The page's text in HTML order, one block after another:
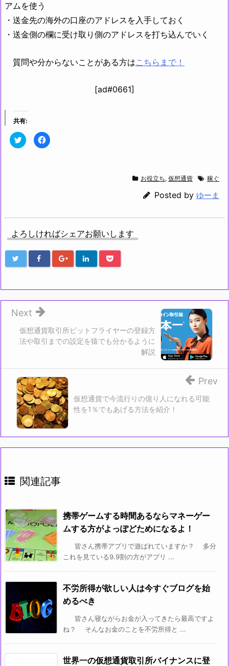
アムを使う
・送金先の海外の口座のアドレスを入手しておく
・送金側の欄に受け取り側のアドレスを打ち込んでいく
質問や分からないことがある方はこちらまで！
[ad#0661]
共有:
ク
リ
で
有
(新
し
い
ン
開
き
す)
F
a
に
ク
リ
ッ
ク
く
(新
し
ド
ウ
で
開
お役立ち, 仮想通貨 稼ぐ
Posted by ゆーま
よろしければシェアお願いします
仮想通貨取引所ビットフライヤーの登録方
法や取引までの設定を猿でも分かるように
解説
Next
仮想通貨で今流行りの億り人になれる可能
性を1％でもあげる方法を紹介！
Prev
関連記事
携帯ゲームする時間あるならマネーゲー
ムする方がよっぽどためになるよ！
皆さん携帯アプリで遊ばれていますか？ 多分
これを見ている9.9割の方がアプリ ...
不労所得が欲しい人は今すぐブログを始
めるべき
皆さん寝ながらお金が入ってきたら最高ですよ
ね？ そんなお金のことを不労所得と ...
世界一の仮想通貨取引所バイナンスに登